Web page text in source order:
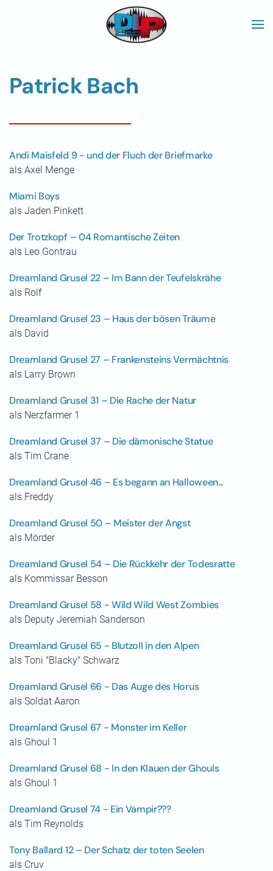
Skip to main content
Patrick Bach
Andi Maisfeld 9 - und der Fluch der Briefmarke
als Axel Menge
Miami Boys
als Jaden Pinkett
Der Trotzkopf – 04 Romantische Zeiten
als Leo Gontrau
Dreamland Grusel 22 – Im Bann der Teufelskrähe
als Rolf
Dreamland Grusel 23 – Haus der bösen Träume
als David
Dreamland Grusel 27 – Frankensteins Vermächtnis
als Larry Brown
Dreamland Grusel 31 – Die Rache der Natur
als Nerzfarmer 1
Dreamland Grusel 37 – Die dämonische Statue
als Tim Crane
Dreamland Grusel 46 – Es begann an Halloween...
als Freddy
Dreamland Grusel 50 – Meister der Angst
als Mörder
Dreamland Grusel 54 – Die Rückkehr der Todesratte
als Kommissar Besson
Dreamland Grusel 58 - Wild Wild West Zombies
als Deputy Jeremiah Sanderson
Dreamland Grusel 65 - Blutzoll in den Alpen
als Toni "Blacky" Schwarz
Dreamland Grusel 66 - Das Auge des Horus
als Soldat Aaron
Dreamland Grusel 67 - Monster im Keller
als Ghoul 1
Dreamland Grusel 68 - In den Klauen der Ghouls
als Ghoul 1
Dreamland Grusel 74 - Ein Vampir???
als Tim Reynolds
Tony Ballard 12 – Der Schatz der toten Seelen
als Cruv